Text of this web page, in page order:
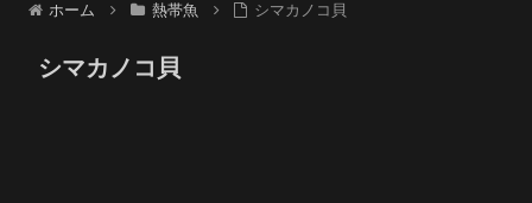
ホーム 熱帯魚 シマカノコ貝
シマカノコ貝